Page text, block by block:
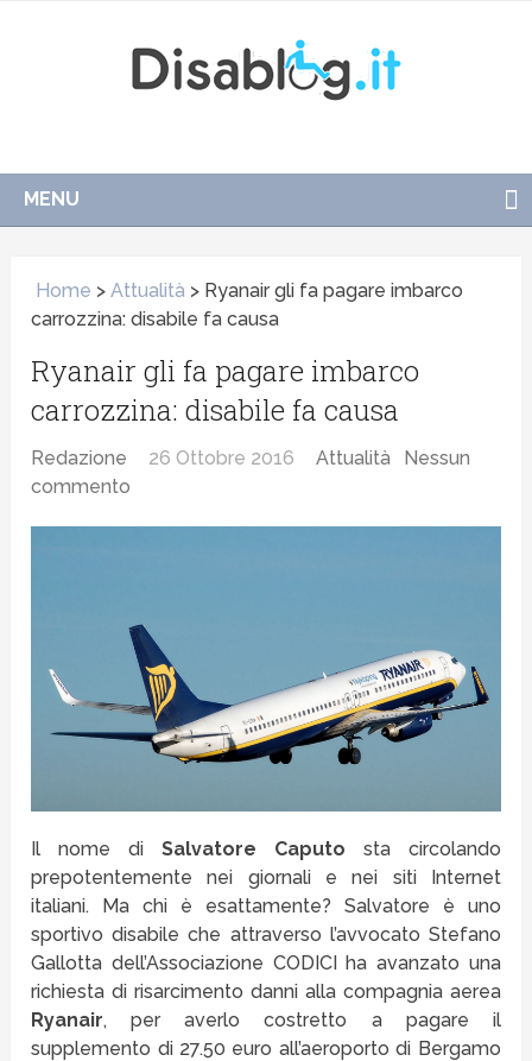
MENU
Home >Attualità > Ryanair gli fa pagare imbarco
carrozzina: disabile fa causa
Ryanair gli fa pagare imbarco
carrozzina: disabile fa causa
Redazione 26 Ottobre 2016 Attualità
Nessun
commento
Il nome di Salvatore Caputo sta circolando
prepotentemente nei giornali e nei siti Internet
italiani. Ma chi è esattamente? Salvatore è uno
sportivo disabile che attraverso l’avvocato Stefano
Gallotta dell’Associazione CODICI ha avanzato una
richiesta di risarcimento danni alla compagnia aerea
Ryanair, per averlo costretto a pagare il
supplemento di 27.50 euro all’aeroporto di Bergamo